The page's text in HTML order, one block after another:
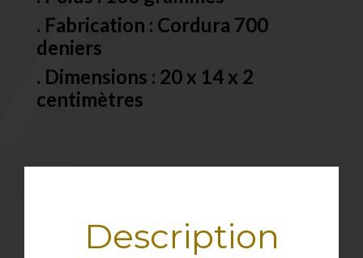
. Fabrication : Cordura 700
deniers
. Dimensions : 20 x 14 x 2
centimètres
Description